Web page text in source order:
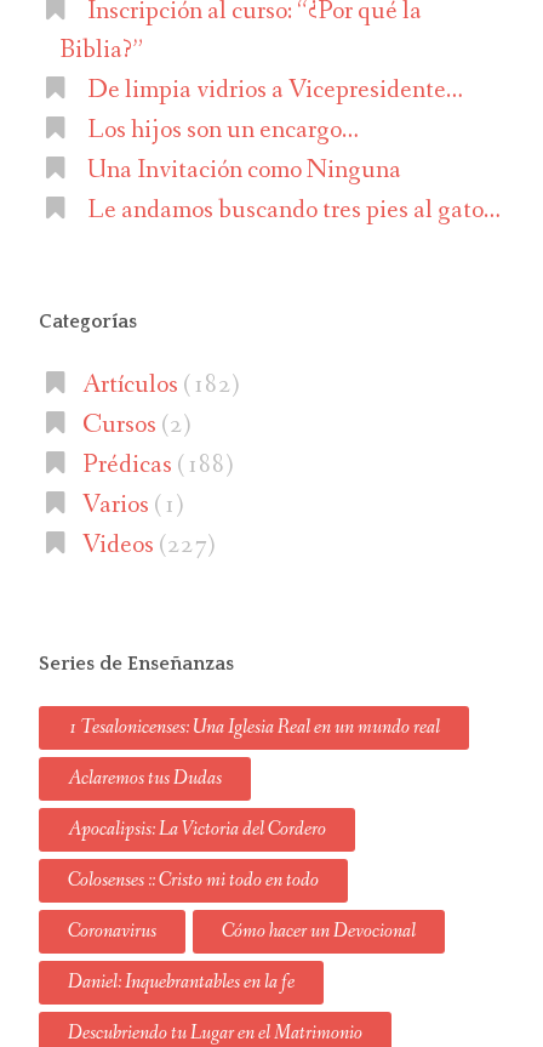
Inscripción al curso: “¿Por qué la
Biblia?”
De limpia vidrios a Vicepresidente…
Los hijos son un encargo…
Una Invitación como Ninguna
Le andamos buscando tres pies al gato…
Categorías
Artículos (182)
Cursos (2)
Prédicas (188)
Varios (1)
Videos (227)
Series de Enseñanzas
1 Tesalonicenses: Una Iglesia Real en un mundo real
Aclaremos tus Dudas
Apocalipsis: La Victoria del Cordero
Colosenses :: Cristo mi todo en todo
Coronavirus
Cómo hacer un Devocional
Daniel: Inquebrantables en la fe
Descubriendo tu Lugar en el Matrimonio